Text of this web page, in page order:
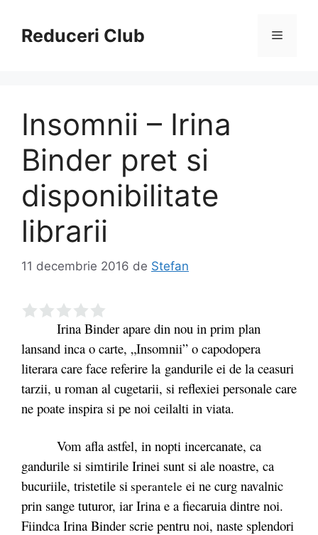
conținutReduceri Club Meniu
Insomnii – Irina
Binder pret si
disponibilitate
librarii
11 decembrie 2016 de Stefan
Irina Binder apare din nou in prim plan
lansand inca o carte, „Insomnii” o capodopera
literara care face referire la gandurile ei de la ceasuri
tarzii, u roman al cugetarii, si reflexiei personale care
ne poate inspira si pe noi ceilalti in viata.
Vom afla astfel, in nopti incercanate, ca
gandurile si simtirile Irinei sunt si ale noastre, ca
bucuriile, tristetile sisperantele ei ne curg navalnic
prin sange tuturor, iar Irina e a fiecaruia dintre noi.
Fiindca Irina Binder scrie pentru noi, naste splendori